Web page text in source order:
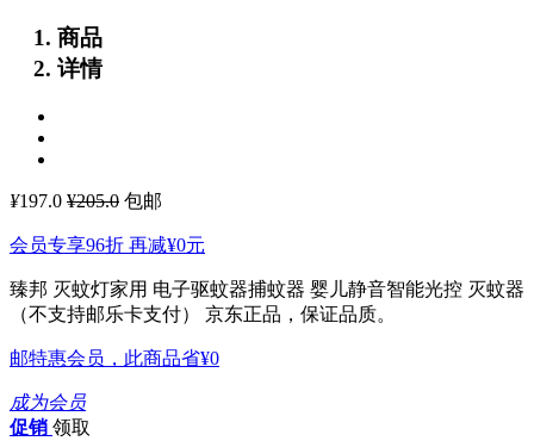
商品
详情
¥197.0 ¥205.0 包邮
会员专享96折 再减¥0元
臻邦 灭蚊灯家用 电子驱蚊器捕蚊器 婴儿静音智能光控 灭蚊器
（不支持邮乐卡支付）
京东正品，保证品质。
邮特惠会员，此商品省¥0
成为会员
促销 领取